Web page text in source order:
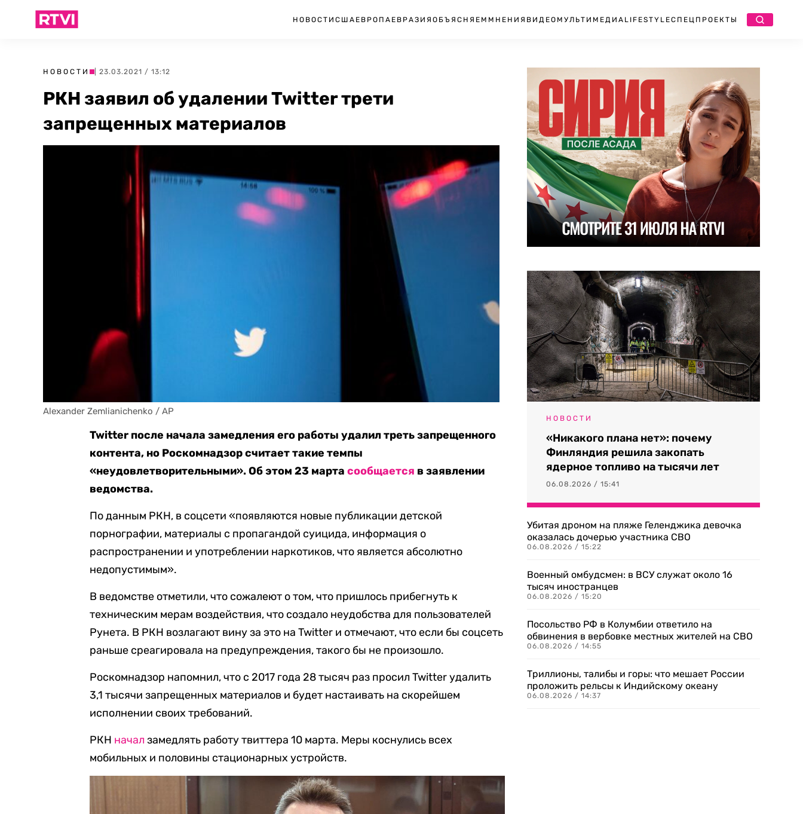
НОВОСТИ США ЕВРОПА ЕВРАЗИЯ ОБЪЯСНЯЕМ МНЕНИЯ ВИДЕО МУЛЬТИМЕДИА LIFESTYLEСПЕЦПРОЕКТЫ
НОВОСТИ | 23.03.2021 / 13:12
РКН заявил об удалении Twitter трети
запрещенных материалов
Alexander Zemlianichenko / AP
Twitter после начала замедления его работы удалил треть запрещенного
контента, но Роскомнадзор считает такие темпы
«неудовлетворительными». Об этом 23 марта сообщается в заявлении
ведомства.
По данным РКН, в соцсети «появляются новые публикации детской
порнографии, материалы с пропагандой суицида, информация о
распространении и употреблении наркотиков, что является абсолютно
недопустимым».
В ведомстве отметили, что сожалеют о том, что пришлось прибегнуть к
техническим мерам воздействия, что создало неудобства для пользователей
Рунета. В РКН возлагают вину за это на Twitter и отмечают, что если бы соцсеть
раньше среагировала на предупреждения, такого бы не произошло.
Роскомнадзор напомнил, что с 2017 года 28 тысяч раз просил Twitter удалить
3,1 тысячи запрещенных материалов и будет настаивать на скорейшем
исполнении своих требований.
РКН начал замедлять работу твиттера 10 марта. Меры коснулись всех
мобильных и половины стационарных устройств.
НОВОСТИ
«Никакого плана нет»: почему
Финляндия решила закопать
ядерное топливо на тысячи лет
06.08.2026 / 15:41
Убитая дроном на пляже Геленджика девочка
оказалась дочерью участника СВО
06.08.2026 / 15:22
Военный омбудсмен: в ВСУ служат около 16
тысяч иностранцев
06.08.2026 / 15:20
Посольство РФ в Колумбии ответило на
обвинения в вербовке местных жителей на СВО
06.08.2026 / 14:55
Триллионы, талибы и горы: что мешает России
проложить рельсы к Индийскому океану
06.08.2026 / 14:37